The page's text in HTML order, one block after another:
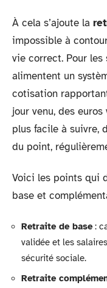
À cela s’ajoute la
impossible à
vie correct. Pour
alimentent un
cotisation
jour venu, des
plus facile à suivre,
du point,
Voici les points qui
base et
Retraite de base:
validée et les
sécurité sociale.
Retraite